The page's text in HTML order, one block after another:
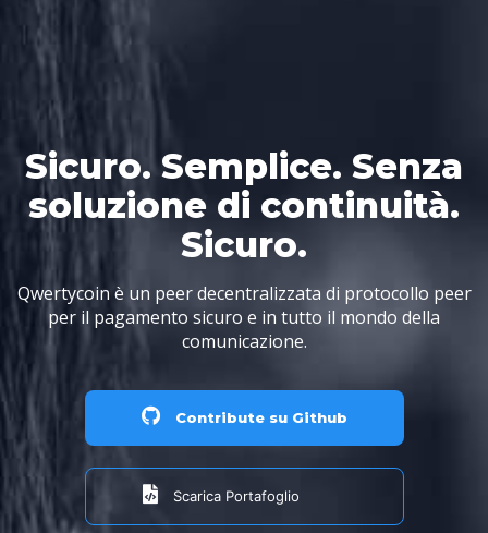
Sicuro. Semplice. Senza
soluzione di continuità.
Sicuro.
Qwertycoin è un peer decentralizzata di protocollo peer
per il pagamento sicuro e in tutto il mondo della
comunicazione.
Contribute su Github
Scarica Portafoglio